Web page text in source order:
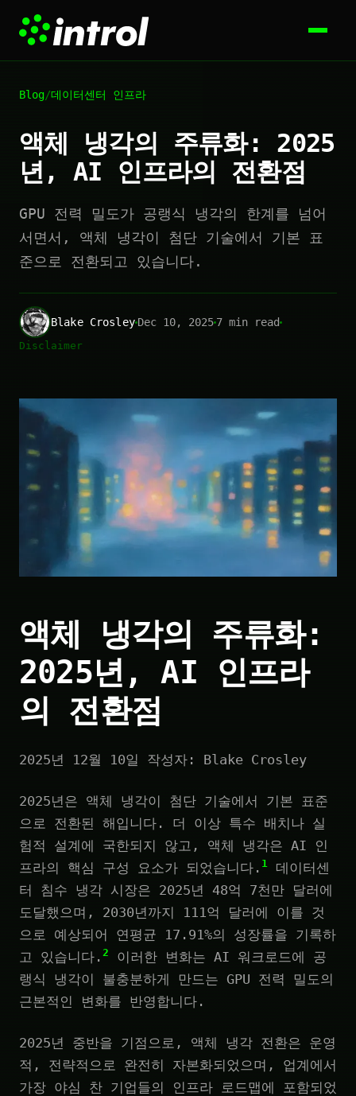
Blog/데이터센터 인프라
액체 냉각의 주류화: 2025
년, AI 인프라의 전환점
GPU 전력 밀도가 공랭식 냉각의 한계를 넘어
서면서, 액체 냉각이 첨단 기술에서 기본 표
준으로 전환되고 있습니다.
Blake CrosleyDec 10, 20257 min read
Disclaimer
액체 냉각의 주류화:
2025년, AI 인프라
의 전환점
2025년 12월 10일 작성자: Blake Crosley
2025년은 액체 냉각이 첨단 기술에서 기본 표준
으로 전환된 해입니다. 더 이상 특수 배치나 실
험적 설계에 국한되지 않고, 액체 냉각은 AI 인
프라의 핵심 구성 요소가 되었습니다. 1
데이터센
터 침수 냉각 시장은 2025년 48억 7천만 달러에
도달했으며, 2030년까지 111억 달러에 이를 것
으로 예상되어 연평균 17.91%의 성장률을 기록하
고 있습니다. 2
이러한 변화는 AI 워크로드에 공
랭식 냉각이 불충분하게 만드는 GPU 전력 밀도의
근본적인 변화를 반영합니다.
2025년 중반을 기점으로, 액체 냉각 전환은 운영
적, 전략적으로 완전히 자본화되었으며, 업계에서
가장 야심 찬 기업들의 인프라 로드맵에 포함되었